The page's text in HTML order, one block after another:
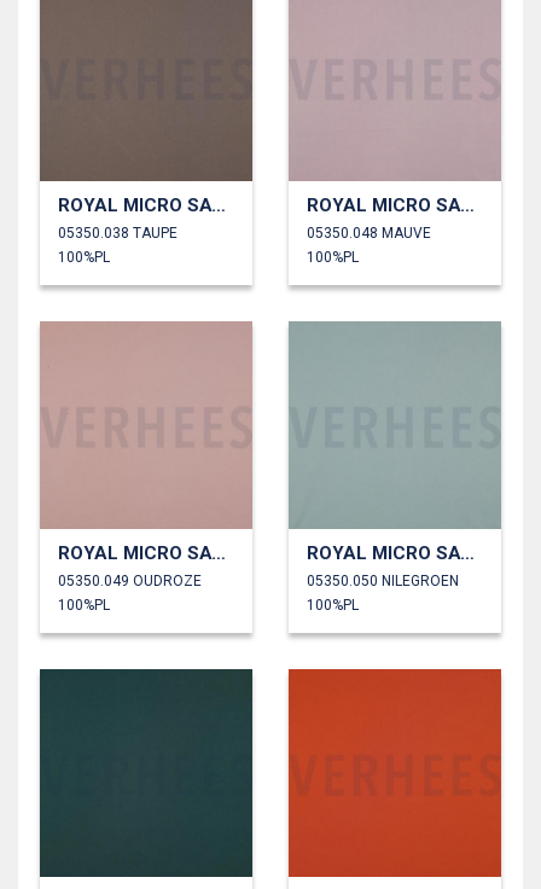
ROYAL MICRO SATIJN
05350.038 TAUPE
100%PL
ROYAL MICRO SATIJN
05350.048 MAUVE
100%PL
ROYAL MICRO SATIJN
05350.049 OUDROZE
100%PL
ROYAL MICRO SATIJN
05350.050 NILEGROEN
100%PL